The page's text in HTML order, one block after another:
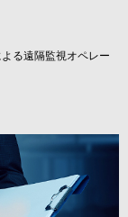
る遠隔監視オペレー